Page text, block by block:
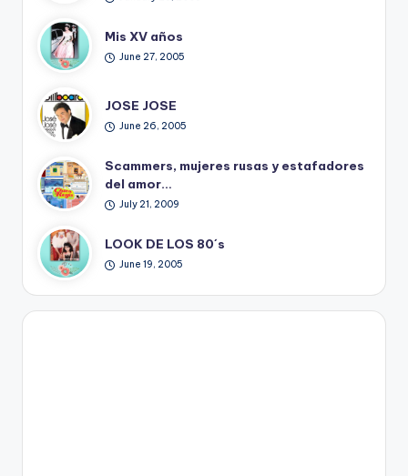
Mis XV años
June 27, 2005
JOSE JOSE
June 26, 2005
Scammers, mujeres rusas y estafadores
del amor…
July 21, 2009
LOOK DE LOS 80´s
June 19, 2005